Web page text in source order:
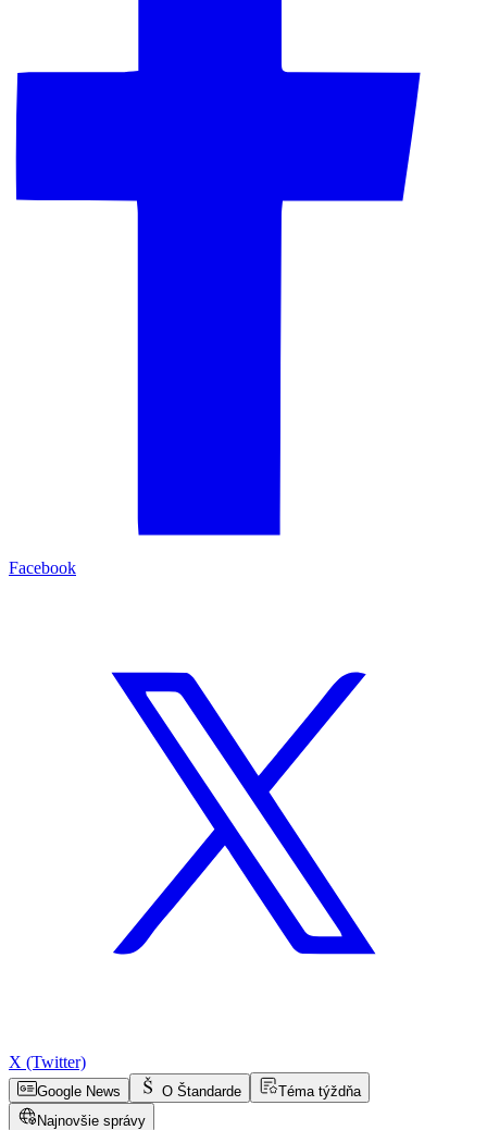
Facebook
X (Twitter)
Google News O Štandarde
Téma týždňa
Najnovšie správy